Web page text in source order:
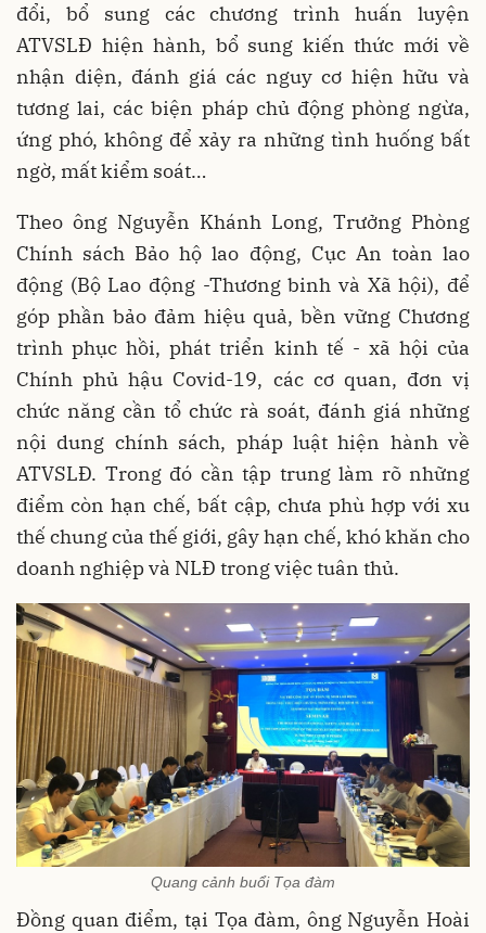
đổi, bổ sung các chương trình huấn luyện
ATVSLĐ hiện hành, bổ sung kiến thức mới về
nhận diện, đánh giá các nguy cơ hiện hữu và
tương lai, các biện pháp chủ động phòng ngừa,
ứng phó, không để xảy ra những tình huống bất
ngờ, mất kiểm soát…
Theo ông Nguyễn Khánh Long, Trưởng Phòng
Chính sách Bảo hộ lao động, Cục An toàn lao
động (Bộ Lao động -Thương binh và Xã hội), để
góp phần bảo đảm hiệu quả, bền vững Chương
trình phục hồi, phát triển kinh tế - xã hội của
Chính phủ hậu Covid-19, các cơ quan, đơn vị
chức năng cần tổ chức rà soát, đánh giá những
nội dung chính sách, pháp luật hiện hành về
ATVSLĐ. Trong đó cần tập trung làm rõ những
điểm còn hạn chế, bất cập, chưa phù hợp với xu
thế chung của thế giới, gây hạn chế, khó khăn cho
doanh nghiệp và NLĐ trong việc tuân thủ.
Quang cảnh buổi Tọa đàm
Đồng quan điểm, tại Tọa đàm, ông Nguyễn Hoài